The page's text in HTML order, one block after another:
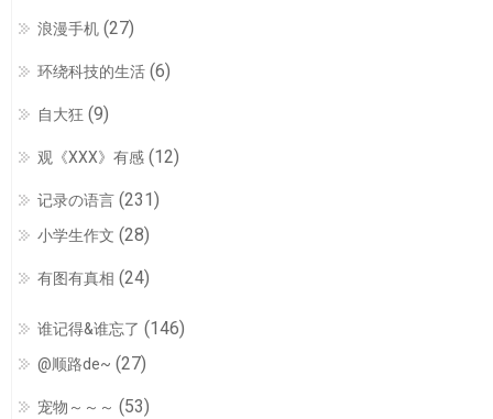
浪漫手机 (27)
环绕科技的生活 (6)
自大狂 (9)
观《XXX》有感 (12)
记录の语言 (231)
小学生作文 (28)
有图有真相 (24)
谁记得&谁忘了 (146)
@顺路de~ (27)
宠物～～～ (53)